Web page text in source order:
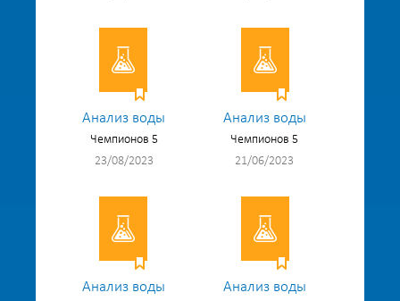
Анализ воды
Чемпионов 5
23/08/2023
Анализ воды
Чемпионов 5
21/06/2023
Анализ воды Анализ воды